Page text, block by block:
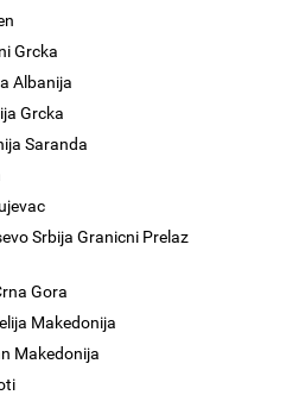
Grcka
Albanija
Grcka
Saranda
Srbija Granicni Prelaz
Gora
Makedonija
Makedonija